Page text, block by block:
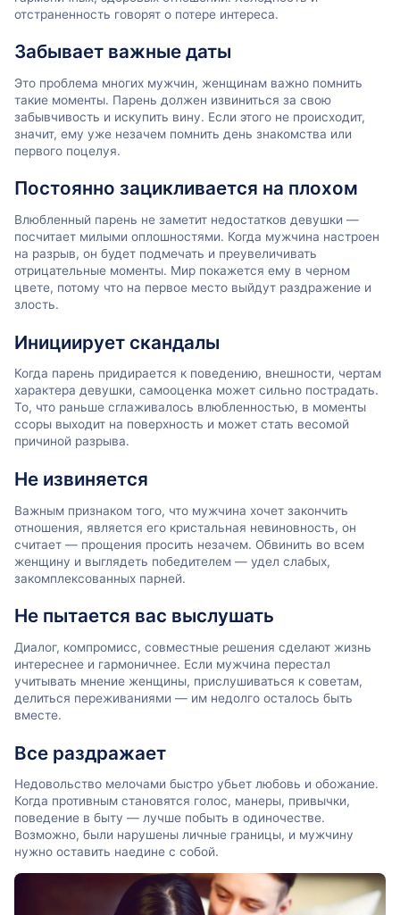
отстраненность говорят о потере интереса.
Забывает важные даты
Это проблема многих мужчин, женщинам важно помнить
такие моменты. Парень должен извиниться за свою
забывчивость и искупить вину. Если этого не происходит,
значит, ему уже незачем помнить день знакомства или
первого поцелуя.
Постоянно зацикливается на плохом
Влюбленный парень не заметит недостатков девушки —
посчитает милыми оплошностями. Когда мужчина настроен
на разрыв, он будет подмечать и преувеличивать
отрицательные моменты. Мир покажется ему в черном
цвете, потому что на первое место выйдут раздражение и
злость.
Инициирует скандалы
Когда парень придирается к поведению, внешности, чертам
характера девушки, самооценка может сильно пострадать.
То, что раньше сглаживалось влюбленностью, в моменты
ссоры выходит на поверхность и может стать весомой
причиной разрыва.
Не извиняется
Важным признаком того, что мужчина хочет закончить
отношения, является его кристальная невиновность, он
считает — прощения просить незачем. Обвинить во всем
женщину и выглядеть победителем — удел слабых,
закомплексованных парней.
Не пытается вас выслушать
Диалог, компромисс, совместные решения сделают жизнь
интереснее и гармоничнее. Если мужчина перестал
учитывать мнение женщины, прислушиваться к советам,
делиться переживаниями — им недолго осталось быть
вместе.
Все раздражает
Недовольство мелочами быстро убьет любовь и обожание.
Когда противным становятся голос, манеры, привычки,
поведение в быту — лучше побыть в одиночестве.
Возможно, были нарушены личные границы, и мужчину
нужно оставить наедине с собой.